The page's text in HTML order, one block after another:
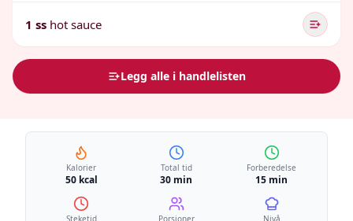
1 ss hot sauce
Legg alle i handlelisten
Kalorier
50 kcal
Total tid
30 min
Forberedelse
15 min
Steketid Porsjoner Nivå